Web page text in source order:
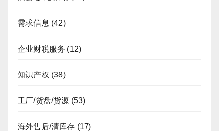
需求信息 (42)
企业财税服务 (12)
知识产权 (38)
工厂/货盘/货源 (53)
海外售后/清库存 (17)